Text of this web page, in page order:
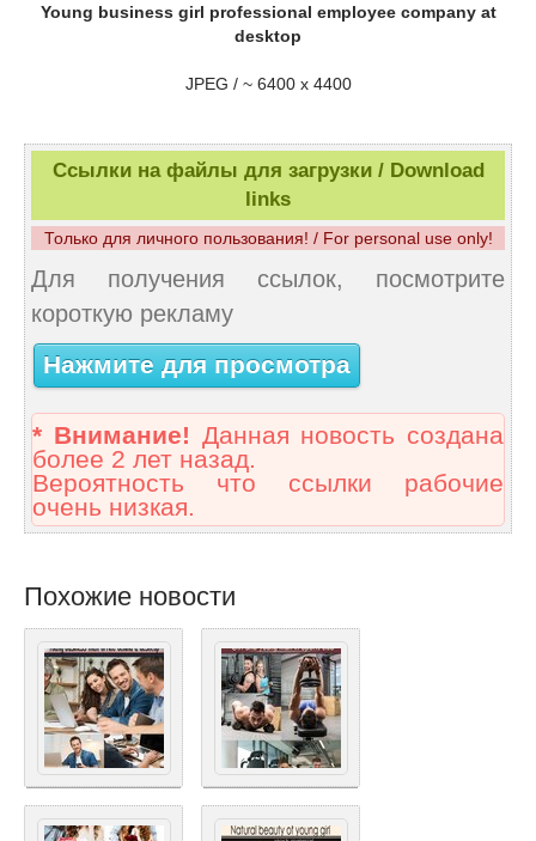
Young business girl professional employee company at
desktop
JPEG / ~ 6400 x 4400
Ссылки на файлы для загрузки / Download
links
Только для личного пользования! / For personal use only!
Для получения ссылок, посмотрите
короткую рекламу
Нажмите для просмотра
* Внимание! Данная новость создана
более 2 лет назад.
Вероятность что ссылки рабочие
очень низкая.
Похожие новости